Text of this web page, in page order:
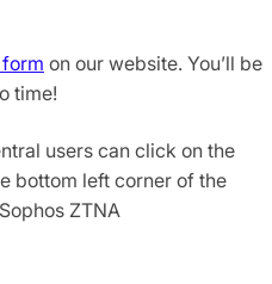
on our website. You’ll be
time!
users can click on the
bottom left corner of the
ZTNA